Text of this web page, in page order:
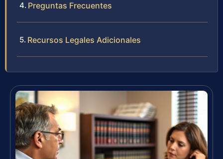
Preguntas Frecuentes
Recursos Legales Adicionales